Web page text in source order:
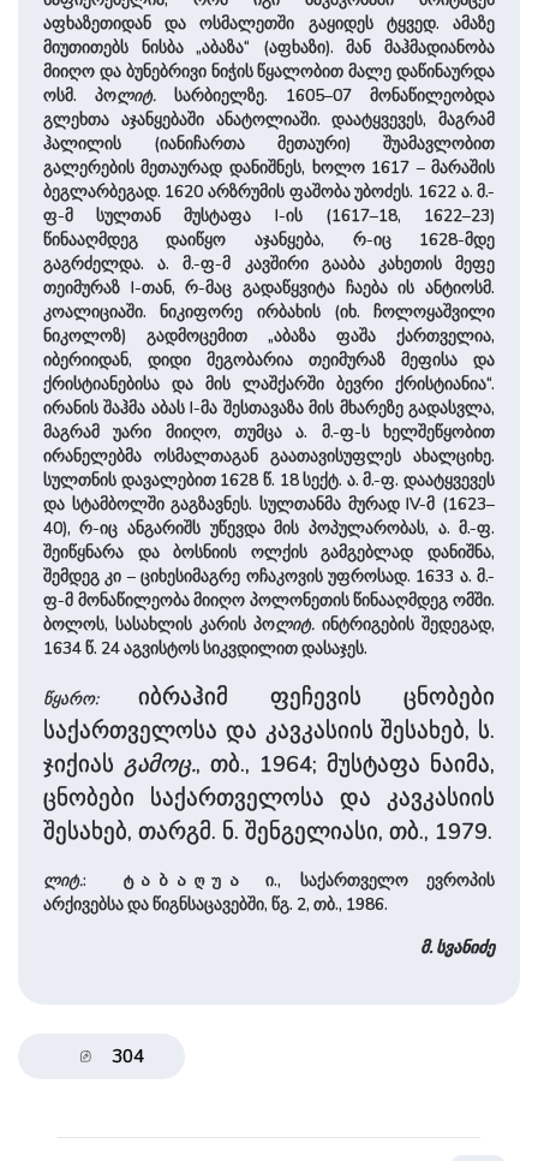
აფხაზეთიდან და ოსმალეთში გაყიდეს ტყვედ. ამაზე
მიუთითებს ნისბა „აბაზა“ (აფხაზი). მან მაჰმადიანობა
მიიღო და ბუნებრივი ნიჭის წყალობით მალე დაწინაურდა
ოსმ. პოლიტ.სარბიელზე. 1605–07 მონაწილეობდა
გლეხთა აჯანყებაში ანატოლიაში. დაატყვევეს, მაგრამ
ჰალილის (იანიჩართა მეთაური) შუამავლობით
გალერების მეთაურად დანიშნეს, ხოლო 1617 – მარაშის
ბეგლარბეგად. 1620 არზრუმის ფაშობა უბოძეს. 1622 ა. მ.-
ფ-მ სულთან მუსტაფა I-ის (1617–18, 1622–23)
წინააღმდეგ დაიწყო აჯანყება, რ-იც 1628-მდე
გაგრძელდა. ა. მ.-ფ-მ კავშირი გააბა კახეთის მეფე
თეიმურაზ I-თან, რ-მაც გადაწყვიტა ჩაება ის ანტიოსმ.
კოალიციაში. ნიკიფორე ირბახის (იხ. ჩოლოყაშვილი
ნიკოლოზ) გადმოცემით „აბაზა ფაშა ქართველია,
იბერიიდან, დიდი მეგობარია თეიმურაზ მეფისა და
ქრისტიანებისა და მის ლაშქარში ბევრი ქრისტიანია“.
ირანის შაჰმა აბას I-მა შესთავაზა მის მხარეზე გადასვლა,
მაგრამ უარი მიიღო, თუმცა ა. მ.-ფ-ს ხელშეწყობით
ირანელებმა ოსმალთაგან გაათავისუფლეს ახალციხე.
სულთნის დავალებით 1628 წ. 18 სექტ. ა. მ.-ფ. დაატყვევეს
და სტამბოლში გაგზავნეს. სულთანმა მურად IV-მ (1623–
40), რ-იც ანგარიშს უწევდა მის პოპულარობას, ა. მ.-ფ.
შეიწყნარა და ბოსნიის ოლქის გამგებლად დანიშნა,
შემდეგ კი – ციხესიმაგრე ოჩაკოვის უფროსად. 1633 ა. მ.-
ფ-მ მონაწილეობა მიიღო პოლონეთის წინააღმდეგ ომში.
ბოლოს, სასახლის კარის პოლიტ. ინტრიგების შედეგად,
1634 წ. 24 აგვისტოს სიკვდილით დასაჯეს.
წყარო: იბრაჰიმ ფეჩევის ცნობები
საქართველოსა და კავკასიის შესახებ, ს.
ჯიქიას გამოც., თბ., 1964; მუსტაფა ნაიმა,
ცნობები საქართველოსა და კავკასიის
შესახებ, თარგმ. ნ. შენგელიასი, თბ., 1979.
ლიტ.: ტაბაღუა
ი., საქართველო ევროპის
არქივებსა და წიგნსაცავებში, წგ. 2, თბ., 1986.
მ. სვანიძე
304